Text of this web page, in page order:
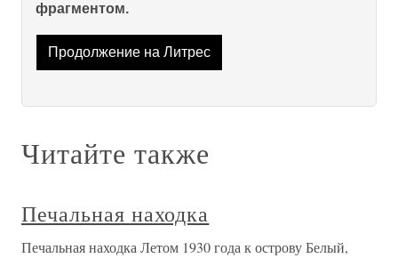
фрагментом.
Продолжение на Литрес
Читайте также
Печальная находка
Печальная находка Летом 1930 года к острову Белый,